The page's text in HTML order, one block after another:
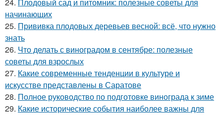
начинающих
25. Прививка плодовых деревьев весной: всё, что нужно
знать
26. Что делать с виноградом в сентябре: полезные
советы для взрослых
27. Какие современные тенденции в культуре и
искусстве представлены в Саратове
28. Полное руководство по подготовке винограда к зиме
29. Какие исторические события наиболее важны для